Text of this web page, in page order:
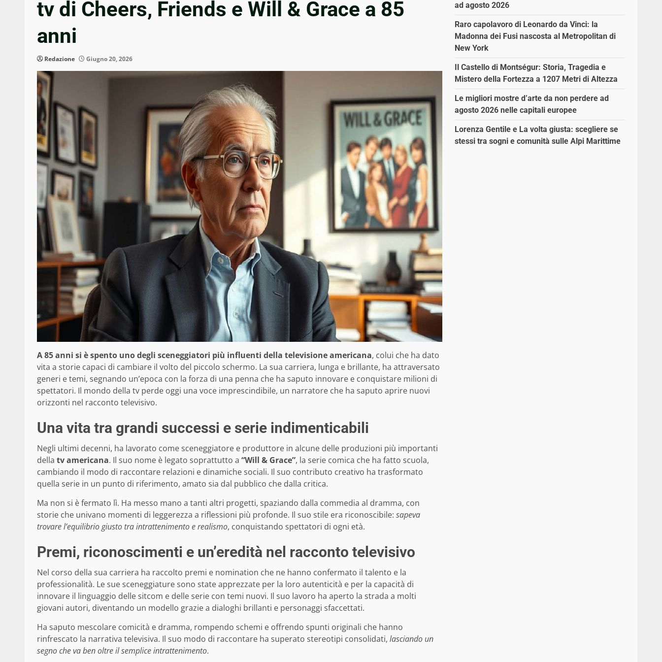
tv di Cheers, Friends e Will & Grace a 85
anni
Redazione Giugno 20, 2026
A 85 anni si è spento uno degli sceneggiatori più influenti della televisione americana, colui che ha dato
vita a storie capaci di cambiare il volto del piccolo schermo. La sua carriera, lunga e brillante, ha attraversato
generi e temi, segnando un’epoca con la forza di una penna che ha saputo innovare e conquistare milioni di
spettatori. Il mondo della tv perde oggi una voce imprescindibile, un narratore che ha saputo aprire nuovi
orizzonti nel racconto televisivo.
Una vita tra grandi successi e serie indimenticabili
Negli ultimi decenni, ha lavorato come sceneggiatore e produttore in alcune delle produzioni più importanti
della tv americana. Il suo nome è legato soprattutto a “Will & Grace”, la serie comica che ha fatto scuola,
cambiando il modo di raccontare relazioni e dinamiche sociali. Il suo contributo creativo ha trasformato
quella serie in un punto di riferimento, amato sia dal pubblico che dalla critica.
Ma non si è fermato lì. Ha messo mano a tanti altri progetti, spaziando dalla commedia al dramma, con
storie che univano momenti di leggerezza a riflessioni più profonde. Il suo stile era riconoscibile: sapeva
trovare l’equilibrio giusto tra intrattenimento e realismo, conquistando spettatori di ogni età.
Premi, riconoscimenti e un’eredità nel racconto televisivo
Nel corso della sua carriera ha raccolto premi e nomination che ne hanno confermato il talento e la
professionalità. Le sue sceneggiature sono state apprezzate per la loro autenticità e per la capacità di
innovare il linguaggio delle sitcom e delle serie con temi nuovi. Il suo lavoro ha aperto la strada a molti
giovani autori, diventando un modello grazie a dialoghi brillanti e personaggi sfaccettati.
Ha saputo mescolare comicità e dramma, rompendo schemi e offrendo spunti originali che hanno
rinfrescato la narrativa televisiva. Il suo modo di raccontare ha superato stereotipi consolidati, lasciando un
segno che va ben oltre il semplice intrattenimento.
ad agosto 2026
Raro capolavoro di Leonardo da Vinci: la
Madonna dei Fusi nascosta al Metropolitan di
New York
Il Castello di Montségur: Storia, Tragedia e
Mistero della Fortezza a 1207 Metri di Altezza
Le migliori mostre d’arte da non perdere ad
agosto 2026 nelle capitali europee
Lorenza Gentile e La volta giusta: scegliere se
stessi tra sogni e comunità sulle Alpi Marittime